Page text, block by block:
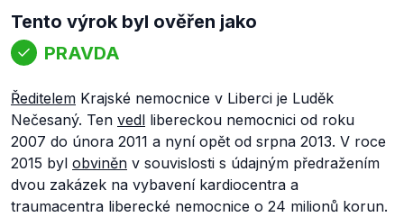
Tento výrok byl ověřen jako
PRAVDA
Ředitelem Krajské nemocnice v Liberci je Luděk
Nečesaný. Ten vedl libereckou nemocnici od roku
2007 do února 2011 a nyní opět od srpna 2013. V roce
2015 byl obviněn v souvislosti s údajným předražením
dvou zakázek na vybavení kardiocentra a
traumacentra liberecké nemocnice o 24 milionů korun.